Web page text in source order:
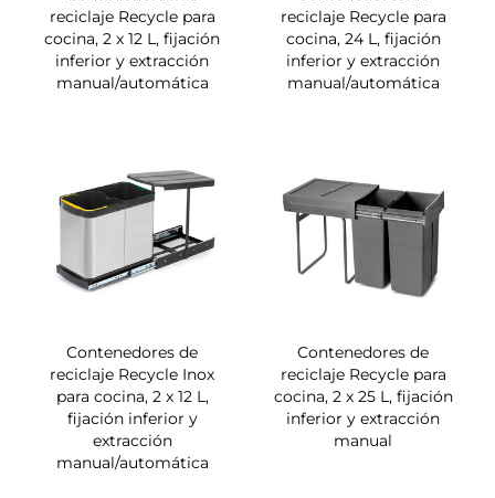
reciclaje Recycle para
cocina, 2 x 12 L, fijación
inferior y extracción
manual/automática
reciclaje Recycle para
cocina, 24 L, fijación
inferior y extracción
manual/automática
Contenedores de
reciclaje Recycle Inox
para cocina, 2 x 12 L,
fijación inferior y
extracción
manual/automática
Contenedores de
reciclaje Recycle para
cocina, 2 x 25 L, fijación
inferior y extracción
manual